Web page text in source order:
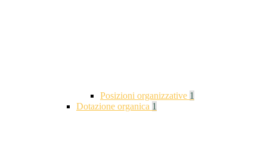
Posizioni organizzative 1
Dotazione organica 1